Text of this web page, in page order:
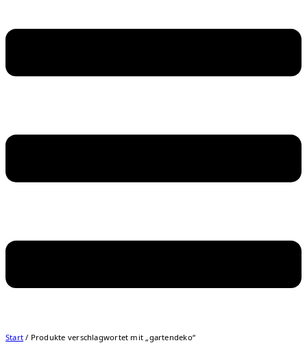
Start / Produkte verschlagwortet mit „gartendeko“